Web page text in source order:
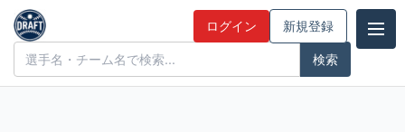
赤間 朔（富士大）の特徴とドラフト評価 | ドラフト候補とみんなの評
ドラフト候補とみんなの評価 ログイン 新規登録